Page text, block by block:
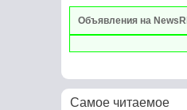
Объявления на
Самое читаемое